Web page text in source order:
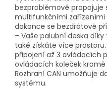
bezproblémově propojuje
multifunkčními
dokonce se bezdrátově
– Vaše palubní deska
také získáte více
připojení až 3 ovládacích
ovládacích koleček
Rozhraní CAN umožňuje
systému.